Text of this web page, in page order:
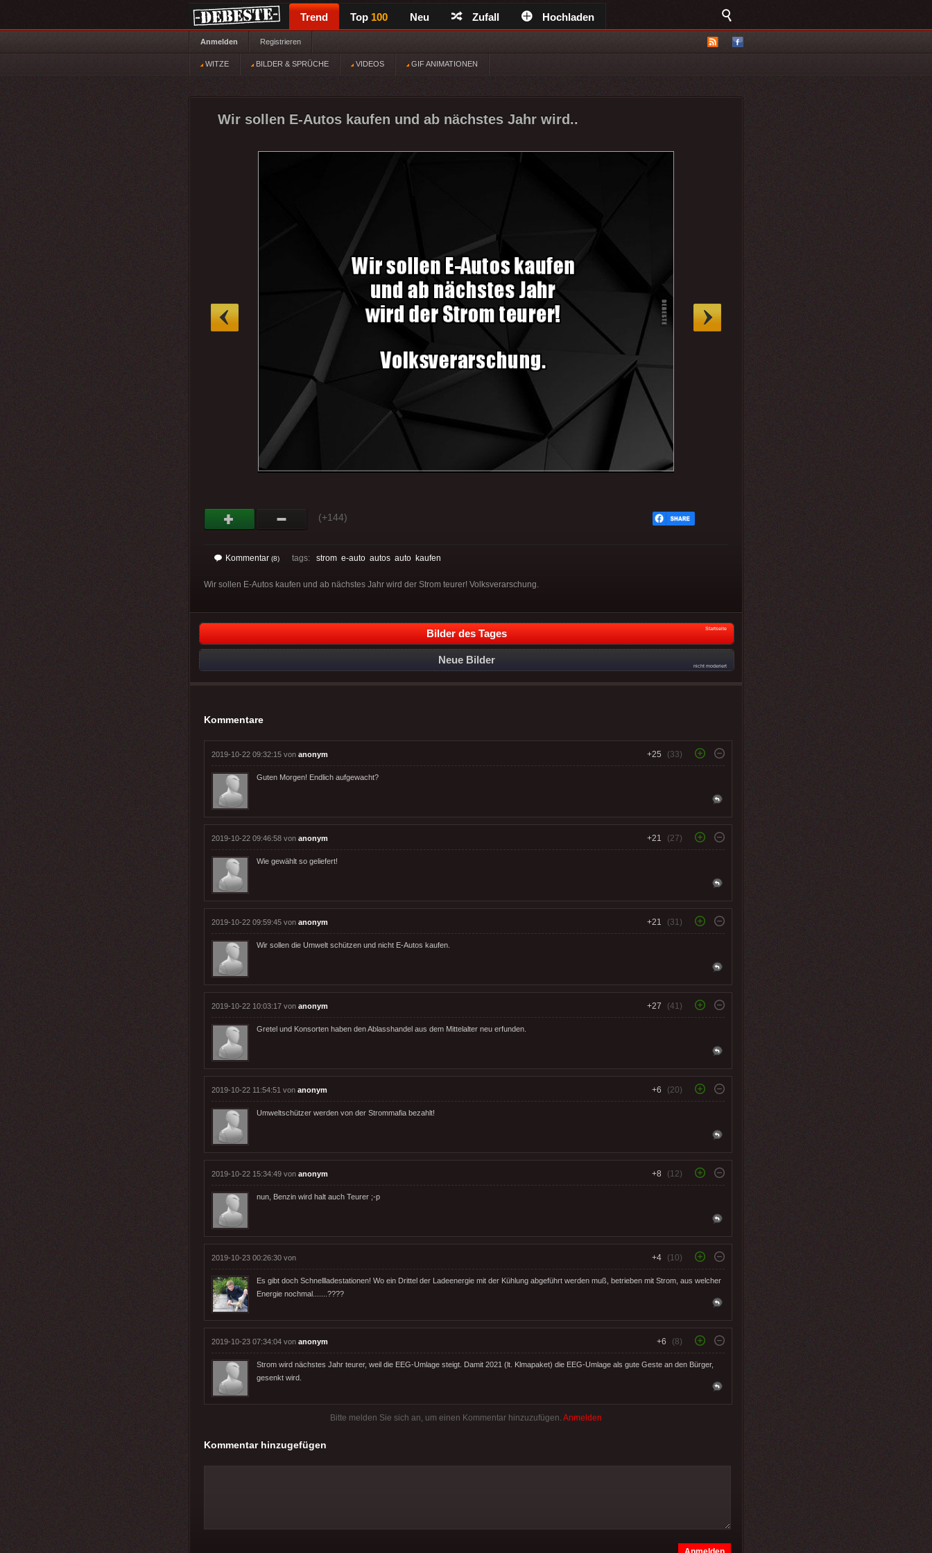
Trend Top 100 Neu Zufall Hochladen
Anmelden Registrieren
WITZE BILDER & SPRÜCHE VIDEOS GIF ANIMATIONEN
Wir sollen E-Autos kaufen und ab nächstes Jahr wird..
(+144)
Kommentar (8) tags: strom e-auto autos auto kaufen
Wir sollen E-Autos kaufen und ab nächstes Jahr wird der Strom teurer! Volksverarschung.
Bilder des Tages Startseite
Neue Bilder
nicht moderiert
Kommentare
2019-10-22 09:32:15 von anonym +25 (33)
Guten Morgen! Endlich aufgewacht?
2019-10-22 09:46:58 von anonym +21 (27)
Wie gewählt so geliefert!
2019-10-22 09:59:45 von anonym +21 (31)
Wir sollen die Umwelt schützen und nicht E-Autos kaufen.
2019-10-22 10:03:17 von anonym +27 (41)
Gretel und Konsorten haben den Ablasshandel aus dem Mittelalter neu erfunden.
2019-10-22 11:54:51 von anonym +6 (20)
Umweltschützer werden von der Strommafia bezahlt!
2019-10-22 15:34:49 von anonym +8 (12)
nun, Benzin wird halt auch Teurer ;-p
2019-10-23 00:26:30 von +4 (10)
Es gibt doch Schnellladestationen! Wo ein Drittel der Ladeenergie mit der Kühlung abgeführt werden muß, betrieben mit Strom, aus welcher
Energie nochmal.......????
2019-10-23 07:34:04 von anonym +6 (8)
Strom wird nächstes Jahr teurer, weil die EEG-Umlage steigt. Damit 2021 (lt. Klmapaket) die EEG-Umlage als gute Geste an den Bürger,
gesenkt wird.
Bitte melden Sie sich an, um einen Kommentar hinzuzufügen. Anmelden
Kommentar hinzugefügen